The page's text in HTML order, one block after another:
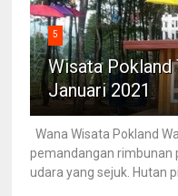
5
Wisata
Januari 2021
Wana Wisata Pokland
pemandangan rimbunan
udara yang sejuk. Hutan